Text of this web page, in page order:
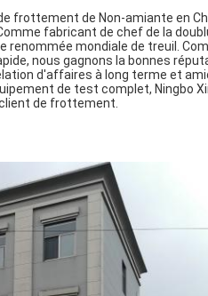
frottement de Non-amiante en
fabricant de chef de la
mondiale de treuil.
nous gagnons la bonnes
d'affaires à long terme et
de test complet, Ningbo
de frottement.